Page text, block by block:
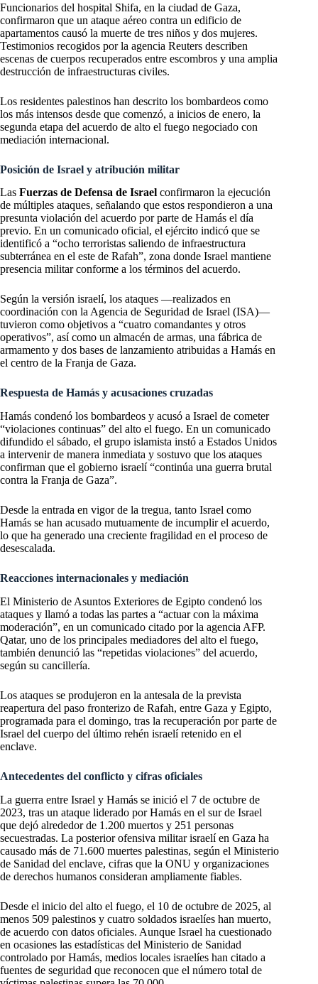
Funcionarios del hospital Shifa, en la ciudad de Gaza,
confirmaron que un ataque aéreo contra un edificio de
apartamentos causó la muerte de tres niños y dos mujeres.
Testimonios recogidos por la agencia Reuters describen
escenas de cuerpos recuperados entre escombros y una amplia
destrucción de infraestructuras civiles.
Los residentes palestinos han descrito los bombardeos como
los más intensos desde que comenzó, a inicios de enero, la
segunda etapa del acuerdo de alto el fuego negociado con
mediación internacional.
Posición de Israel y atribución militar
Las Fuerzas de Defensa de Israel confirmaron la ejecución
de múltiples ataques, señalando que estos respondieron a una
presunta violación del acuerdo por parte de Hamás el día
previo. En un comunicado oficial, el ejército indicó que se
identificó a “ocho terroristas saliendo de infraestructura
subterránea en el este de Rafah”, zona donde Israel mantiene
presencia militar conforme a los términos del acuerdo.
Según la versión israelí, los ataques —realizados en
coordinación con la Agencia de Seguridad de Israel (ISA)—
tuvieron como objetivos a “cuatro comandantes y otros
operativos”, así como un almacén de armas, una fábrica de
armamento y dos bases de lanzamiento atribuidas a Hamás en
el centro de la Franja de Gaza.
Respuesta de Hamás y acusaciones cruzadas
Hamás condenó los bombardeos y acusó a Israel de cometer
“violaciones continuas” del alto el fuego. En un comunicado
difundido el sábado, el grupo islamista instó a Estados Unidos
a intervenir de manera inmediata y sostuvo que los ataques
confirman que el gobierno israelí “continúa una guerra brutal
contra la Franja de Gaza”.
Desde la entrada en vigor de la tregua, tanto Israel como
Hamás se han acusado mutuamente de incumplir el acuerdo,
lo que ha generado una creciente fragilidad en el proceso de
desescalada.
Reacciones internacionales y mediación
El Ministerio de Asuntos Exteriores de Egipto condenó los
ataques y llamó a todas las partes a “actuar con la máxima
moderación”, en un comunicado citado por la agencia AFP.
Qatar, uno de los principales mediadores del alto el fuego,
también denunció las “repetidas violaciones” del acuerdo,
según su cancillería.
Los ataques se produjeron en la antesala de la prevista
reapertura del paso fronterizo de Rafah, entre Gaza y Egipto,
programada para el domingo, tras la recuperación por parte de
Israel del cuerpo del último rehén israelí retenido en el
enclave.
Antecedentes del conflicto y cifras oficiales
La guerra entre Israel y Hamás se inició el 7 de octubre de
2023, tras un ataque liderado por Hamás en el sur de Israel
que dejó alrededor de 1.200 muertos y 251 personas
secuestradas. La posterior ofensiva militar israelí en Gaza ha
causado más de 71.600 muertes palestinas, según el Ministerio
de Sanidad del enclave, cifras que la ONU y organizaciones
de derechos humanos consideran ampliamente fiables.
Desde el inicio del alto el fuego, el 10 de octubre de 2025, al
menos 509 palestinos y cuatro soldados israelíes han muerto,
de acuerdo con datos oficiales. Aunque Israel ha cuestionado
en ocasiones las estadísticas del Ministerio de Sanidad
controlado por Hamás, medios locales israelíes han citado a
fuentes de seguridad que reconocen que el número total de